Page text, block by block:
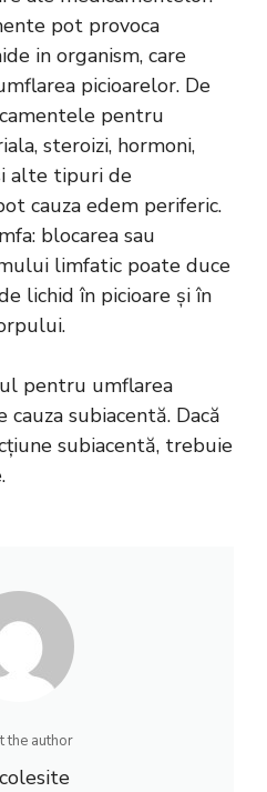
pot provoca
in organism, care
picioarelor. De
pentru
steroizi, hormoni,
alte tipuri de
cauza edem periferic.
blocarea sau
limfatic poate duce
lichid în picioare și în
pentru umflarea
subiacentă. Dacă
subiacentă, trebuie
the author